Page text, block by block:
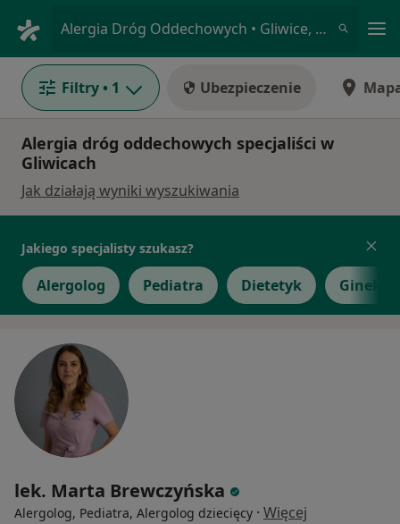
Alergia Dróg Oddechowych • Gliwice, śląskie
Filtry • 1 Ubezpieczenie
Alergia dróg oddechowych specjaliści w
Gliwicach
Jak działają wyniki wyszukiwania
Jakiego specjalisty szukasz?
Alergolog Pediatra Dietetyk
lek. Marta Brewczyńska
Alergolog, Pediatra, Alergolog dziecięcy · Więcej